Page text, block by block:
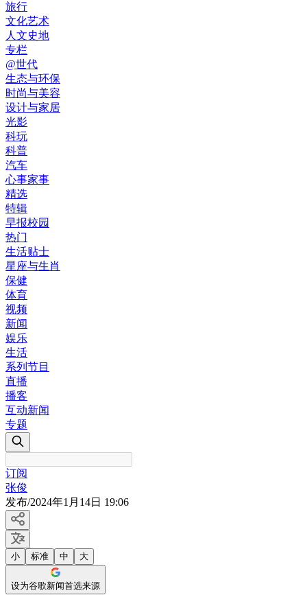
旅行
文化艺术
人文史地
专栏
@世代
生态与环保
时尚与美容
设计与家居
光影
科玩
科普
汽车
心事家事
精选
特辑
早报校园
热门
生活贴士
星座与生肖
保健
体育
视频
新闻
娱乐
生活
系列节目
直播
播客
互动新闻
专题
订阅
张俊
发布/2024年1月14日 19:06
小 标准 中 大
设为谷歌新闻首选来源